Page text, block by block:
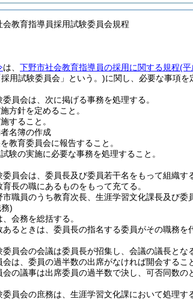
会教育指導員採用試験委員会規程
は、 下野市社会教育指導員の採用に関する規程(平
用試験委員会」という。)に関し、必要な事項を
員会は、次に掲げる事務を処理する。
方針を定めること。
すること。
名簿の作成
教育委員会に報告すること。
験の実施に必要な事務を処理すること。
委員会は、委員長及び委員若干名をもって組織す
長の職にあるものをもって充てる。
職員のうち教育次長、生涯学習文化課長及び委
)
会務を総括する。
るときは、委員長の指名する委員がその職務を
委員会の会議は委員長が招集し、会議の議長とな
は、委員の過半数の出席がなければ開会するこ
の議事は出席委員の過半数で決し、可否同数の
委員会の庶務は、生涯学習文化課において処理す